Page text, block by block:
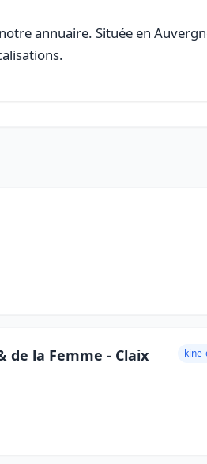
annuaire. Située en
de la Femme - Claix